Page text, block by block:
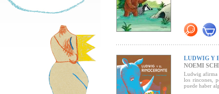
LUDWIG Y
NOEMI
Ludwig afirma
los rincones,
puede haber